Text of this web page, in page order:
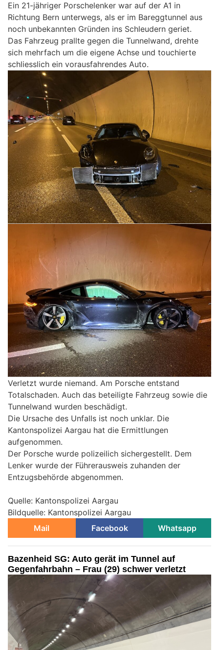
Ein 21-jähriger Porschelenker war auf der A1 in
Richtung Bern unterwegs, als er im Bareggtunnel aus
noch unbekannten Gründen ins Schleudern geriet.
Das Fahrzeug prallte gegen die Tunnelwand, drehte
sich mehrfach um die eigene Achse und touchierte
schliesslich ein vorausfahrendes Auto.
Verletzt wurde niemand. Am Porsche entstand
Totalschaden. Auch das beteiligte Fahrzeug sowie die
Tunnelwand wurden beschädigt.
Die Ursache des Unfalls ist noch unklar. Die
Kantonspolizei Aargau hat die Ermittlungen
aufgenommen.
Der Porsche wurde polizeilich sichergestellt. Dem
Lenker wurde der Führerausweis zuhanden der
Entzugsbehörde abgenommen.
Quelle: Kantonspolizei Aargau
Bildquelle: Kantonspolizei Aargau
Mail
Facebook Whatsapp
Bazenheid SG: Auto gerät im Tunnel auf
Gegenfahrbahn – Frau (29) schwer verletzt